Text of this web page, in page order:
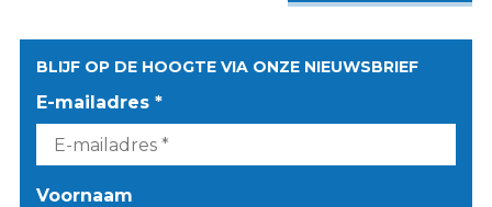
BLIJF OP DE HOOGTE VIA ONZE NIEUWSBRIEF
E-mailadres *
Voornaam